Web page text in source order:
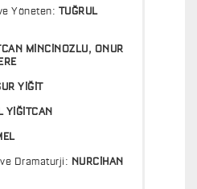
Yöneten: TUĞRUL
MİNCİNOZLU, ONUR
YİĞİT
YİĞİTCAN
Dramaturji: NURCİHAN